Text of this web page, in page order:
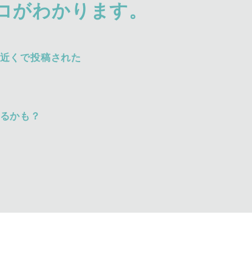
がわかります。
くで投稿された
かも？